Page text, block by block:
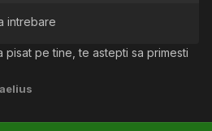
intrebare
pisat pe tine, te astepti sa primesti